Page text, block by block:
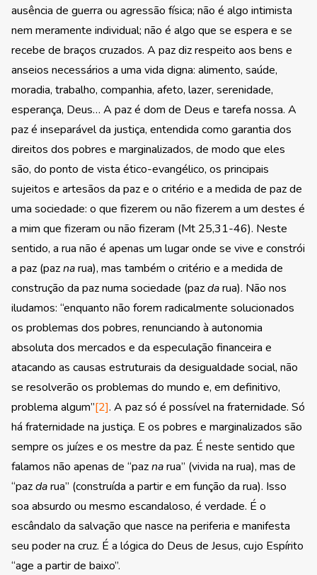
ausência de guerra ou agressão física; não é algo intimista
nem meramente individual; não é algo que se espera e se
recebe de braços cruzados. A paz diz respeito aos bens e
anseios necessários a uma vida digna: alimento, saúde,
moradia, trabalho, companhia, afeto, lazer, serenidade,
esperança, Deus… A paz é dom de Deus e tarefa nossa. A
paz é inseparável da justiça, entendida como garantia dos
direitos dos pobres e marginalizados, de modo que eles
são, do ponto de vista ético-evangélico, os principais
sujeitos e artesãos da paz e o critério e a medida de paz de
uma sociedade: o que fizerem ou não fizerem a um destes é
a mim que fizeram ou não fizeram (Mt 25,31-46). Neste
sentido, a rua não é apenas um lugar onde se vive e constrói
a paz (paznarua), mas também o critério e a medida de
construção da paz numa sociedade (pazdarua). Não nos
iludamos: “enquanto não forem radicalmente solucionados
os problemas dos pobres, renunciando à autonomia
absoluta dos mercados e da especulação financeira e
atacando as causas estruturais da desigualdade social, não
se resolverão os problemas do mundo e, em definitivo,
problema algum”[2]. A paz só é possível na fraternidade. Só
há fraternidade na justiça. E os pobres e marginalizados são
sempre os juízes e os mestre da paz. É neste sentido que
falamos não apenas de “paznarua” (vivida na rua), mas de
“pazdarua” (construída a partir e em função da rua). Isso
soa absurdo ou mesmo escandaloso, é verdade. É o
escândalo da salvação que nasce na periferia e manifesta
seu poder na cruz. É a lógica do Deus de Jesus, cujo Espírito
“age a partir de baixo”.